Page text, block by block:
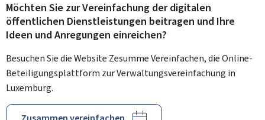
Möchten Sie zur Vereinfachung der digitalen
öffentlichen Dienstleistungen beitragen und Ihre
Ideen und Anregungen einreichen?
Besuchen Sie die Website Zesumme Vereinfachen, die Online-
Beteiligungsplattform zur Verwaltungsvereinfachung in
Luxemburg.
Zusammen vereinfachen